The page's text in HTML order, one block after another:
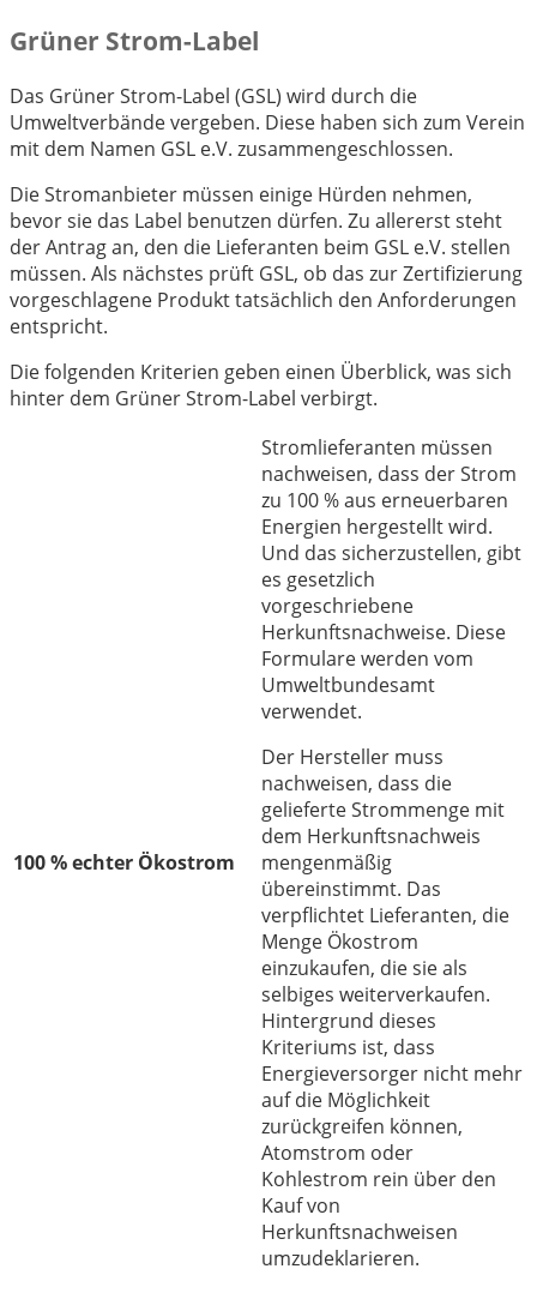
Grüner Strom-Label
Das Grüner Strom-Label (GSL) wird durch die
Umweltverbände vergeben. Diese haben sich zum Verein
mit dem Namen GSL e.V. zusammengeschlossen.
Die Stromanbieter müssen einige Hürden nehmen,
bevor sie das Label benutzen dürfen. Zu allererst steht
der Antrag an, den die Lieferanten beim GSL e.V. stellen
müssen. Als nächstes prüft GSL, ob das zur Zertifizierung
vorgeschlagene Produkt tatsächlich den Anforderungen
entspricht.
Die folgenden Kriterien geben einen Überblick, was sich
hinter dem Grüner Strom-Label verbirgt.
100 % echter Ökostrom
Stromlieferanten müssen
nachweisen, dass der Strom
zu 100 % aus erneuerbaren
Energien hergestellt wird.
Und das sicherzustellen, gibt
es gesetzlich
vorgeschriebene
Herkunftsnachweise. Diese
Formulare werden vom
Umweltbundesamt
verwendet.
Der Hersteller muss
nachweisen, dass die
gelieferte Strommenge mit
dem Herkunftsnachweis
mengenmäßig
übereinstimmt. Das
verpflichtet Lieferanten, die
Menge Ökostrom
einzukaufen, die sie als
selbiges weiterverkaufen.
Hintergrund dieses
Kriteriums ist, dass
Energieversorger nicht mehr
auf die Möglichkeit
zurückgreifen können,
Atomstrom oder
Kohlestrom rein über den
Kauf von
Herkunftsnachweisen
umzudeklarieren.